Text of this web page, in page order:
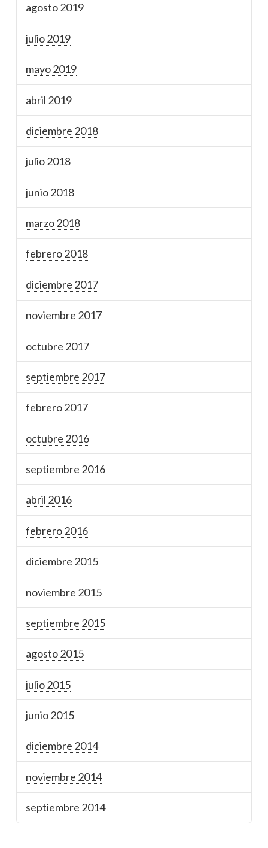
agosto 2019
julio 2019
mayo 2019
abril 2019
diciembre 2018
julio 2018
junio 2018
marzo 2018
febrero 2018
diciembre 2017
noviembre 2017
octubre 2017
septiembre 2017
febrero 2017
octubre 2016
septiembre 2016
abril 2016
febrero 2016
diciembre 2015
noviembre 2015
septiembre 2015
agosto 2015
julio 2015
junio 2015
diciembre 2014
noviembre 2014
septiembre 2014